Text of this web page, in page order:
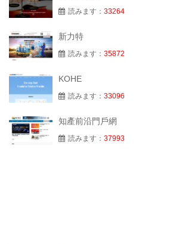
読みます： 33264
新力特
読みます： 35872
KOHE
読みます： 33096
知產前沿門戶網
読みます： 37993